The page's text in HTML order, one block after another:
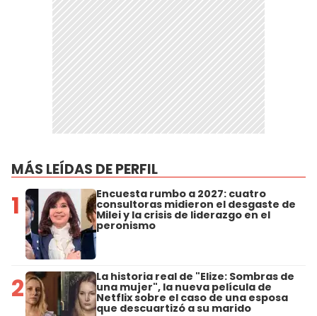
MÁS LEÍDAS DE PERFIL
1 Encuesta rumbo a 2027: cuatro
consultoras midieron el desgaste de
Milei y la crisis de liderazgo en el
peronismo
2 La historia real de "Elize: Sombras de
una mujer", la nueva película de
Netflix sobre el caso de una esposa
que descuartizó a su marido